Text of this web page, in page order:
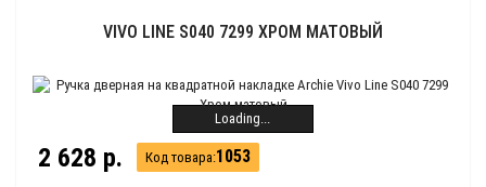
VIVO LINE S040 7299 ХРОМ МАТОВЫЙ
Loading...
2 628 р. Код товара:1053